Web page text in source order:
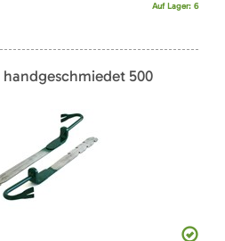
Auf Lager: 6
500